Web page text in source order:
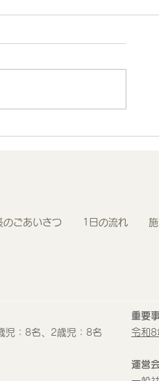
ヨ
R8.7月度 と
のごあいさつ 1日の流れ
児：8名、2歳児：8名
重要
令和8
運営